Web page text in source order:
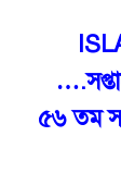
৫৬ তম